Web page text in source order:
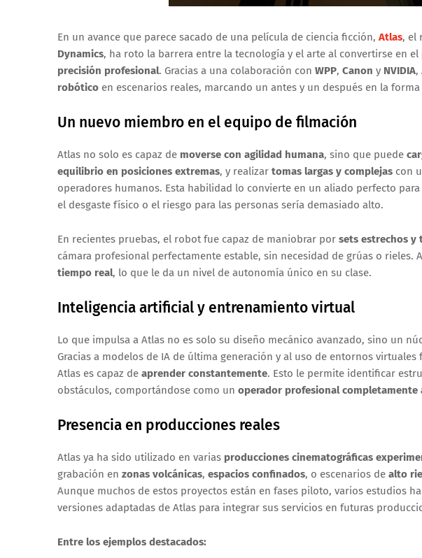
En un avance que parece sacado de una película de ciencia ficción, Atlas, el
Dynamics, ha roto la barrera entre la tecnología y el arte al convertirse en el
precisión profesional. Gracias a una colaboración con WPP, Canon y NVIDIA,
robótico en escenarios reales, marcando un antes y un después en la
Un nuevo miembro en el equipo de filmación
Atlas no solo es capaz de moverse con agilidad humana, sino que puede
equilibrio en posiciones extremas, y realizar tomas largas y complejas con
operadores humanos. Esta habilidad lo convierte en un aliado perfecto
el desgaste físico o el riesgo para las personas sería demasiado alto.
En recientes pruebas, el robot fue capaz de maniobrar por sets estrechos y
cámara profesional perfectamente estable, sin necesidad de grúas o rieles.
tiempo real, lo que le da un nivel de autonomía único en su clase.
Inteligencia artificial y entrenamiento virtual
Lo que impulsa a Atlas no es solo su diseño mecánico avanzado, sino un
Gracias a modelos de IA de última generación y al uso de entornos
Atlas es capaz de aprender constantemente. Esto le permite identificar
obstáculos, comportándose como un operador profesional completamente
Presencia en producciones reales
Atlas ya ha sido utilizado en varias producciones cinematográficas
grabación en zonas volcánicas, espacios confinados, o escenarios de alto
Aunque muchos de estos proyectos están en fases piloto, varios estudios
versiones adaptadas de Atlas para integrar sus servicios en futuras
Entre los ejemplos destacados: